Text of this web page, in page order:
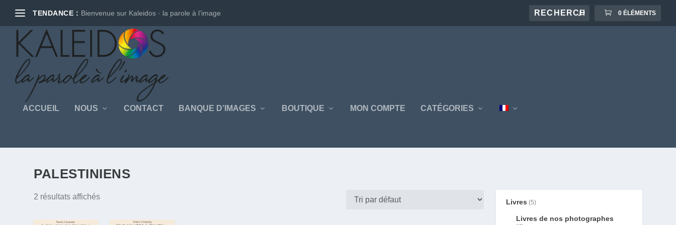
TENDANCE : Bienvenue sur Kaleidos · la parole à l’image 0 ÉLÉMENTS
ACCUEIL NOUS CONTACT BANQUE D’IMAGES BOUTIQUE MON COMPTE CATÉGORIES
PALESTINIENS
2 résultats affichés
Livres 5
Livres de nos photographes